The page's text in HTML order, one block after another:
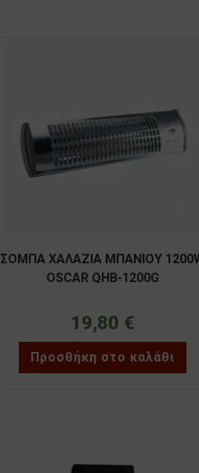
ΣΟΜΠΑ ΧΑΛΑΖΙΑ ΜΠΑΝΙΟΥ
OSCAR QHB-1200G
19,80 €
Προσθήκη στο καλάθι